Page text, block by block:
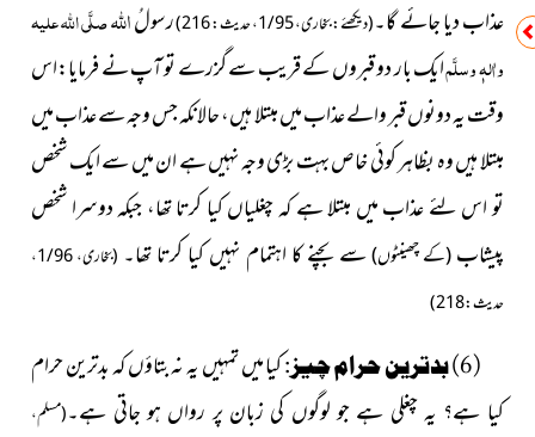
عذاب دیا جائے گا۔(دیکھئے: بخاری، 1/95، حدیث: 216) رسولُاللہصلَّی اللہ علیہ
واٰلہٖ وسلَّمایک بار دو قبروں کے قریب سے گزرے تو آپ نے فرمایا:اس
وقت یہ دونوں قبر والے عذاب میں مبتلا ہیں، حالانکہ جس وجہ سے عذاب میں
مبتلا ہیں وہ بظاہر کوئی خاص بہت بڑی وجہ نہیں ہے ان میں سے ایک شخص
تو اس لئے عذاب میں مبتلا ہے کہ چغلیاں کیا کرتا تھا، جبکہ دوسرا شخص
پیشاب(کے چھینٹوں)سے بچنے کا اہتمام نہیں کیا کرتا تھا۔
(بخاری، 1/96،
حدیث: 218)
(6) بدترین حرام چیز:
کیا میں تمہیں یہ نہ بتاؤں کہ بدترین حرام
کیا ہے؟ یہ چغلی ہے جو لوگوں کی زبان پر رواں ہو جاتی ہے۔(مسلم،